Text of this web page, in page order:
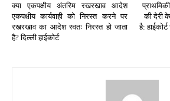
क्या एकपक्षीय अंतरिम रखरखाव आदेश
एकपक्षीय कार्यवाही को निरस्त करने पर
रखरखाव का आदेश स्वतः निरस्त हो जाता
है? दिल्ली हाईकोर्ट
की देरी
है: